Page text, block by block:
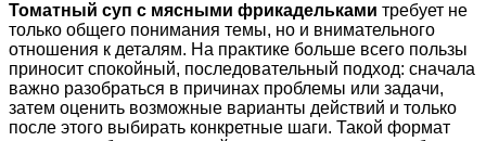
Томатный суп с мясными фрикадельками требует не
только общего понимания темы, но и внимательного
отношения к деталям. На практике больше всего пользы
приносит спокойный, последовательный подход: сначала
важно разобраться в причинах проблемы или задачи,
затем оценить возможные варианты действий и только
после этого выбирать конкретные шаги. Такой формат